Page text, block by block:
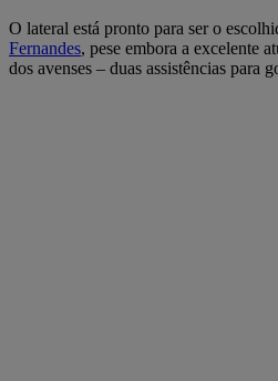
O lateral está pronto para ser o
Fernandes, pese embora a excelente
dos avenses – duas assistências para